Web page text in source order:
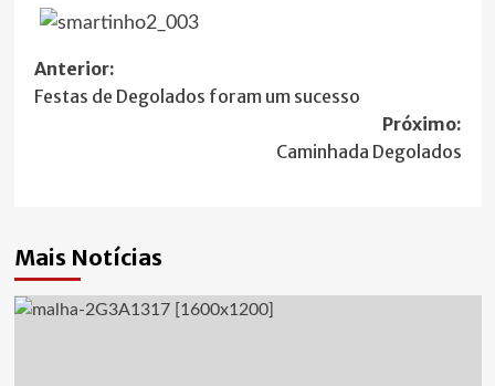
Navegação
de
Anterior:
Festas de Degolados foram um sucesso
Próximo:
Caminhada Degolados
Mais Notícias